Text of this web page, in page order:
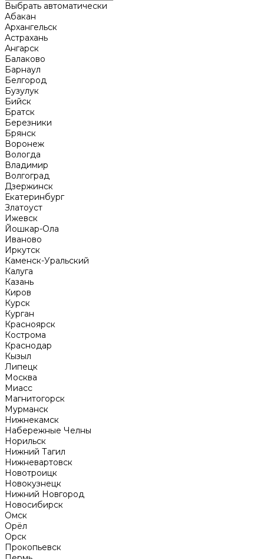
Выбрать автоматически
Абакан
Архангельск
Астрахань
Ангарск
Балаково
Барнаул
Белгород
Бузулук
Бийск
Братск
Березники
Брянск
Воронеж
Вологда
Владимир
Волгоград
Дзержинск
Екатеринбург
Златоуст
Ижевск
Йошкар-Ола
Иваново
Иркутск
Каменск-Уральский
Калуга
Казань
Киров
Курск
Курган
Красноярск
Кострома
Краснодар
Кызыл
Липецк
Москва
Миасс
Магнитогорск
Мурманск
Нижнекамск
Набережные Челны
Норильск
Нижний Тагил
Нижневартовск
Новотроицк
Новокузнецк
Нижний Новгород
Новосибирск
Омск
Орёл
Орск
Прокопьевск